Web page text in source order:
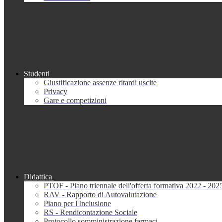
Studenti
Giustificazione assenze ritardi uscite
Privacy
Gare e competizioni
Didattica
PTOF - Piano triennale dell'offerta formativa 2022 -
RAV - Rapporto di Autovalutazione
Piano per l'Inclusione
RS - Rendicontazione Sociale